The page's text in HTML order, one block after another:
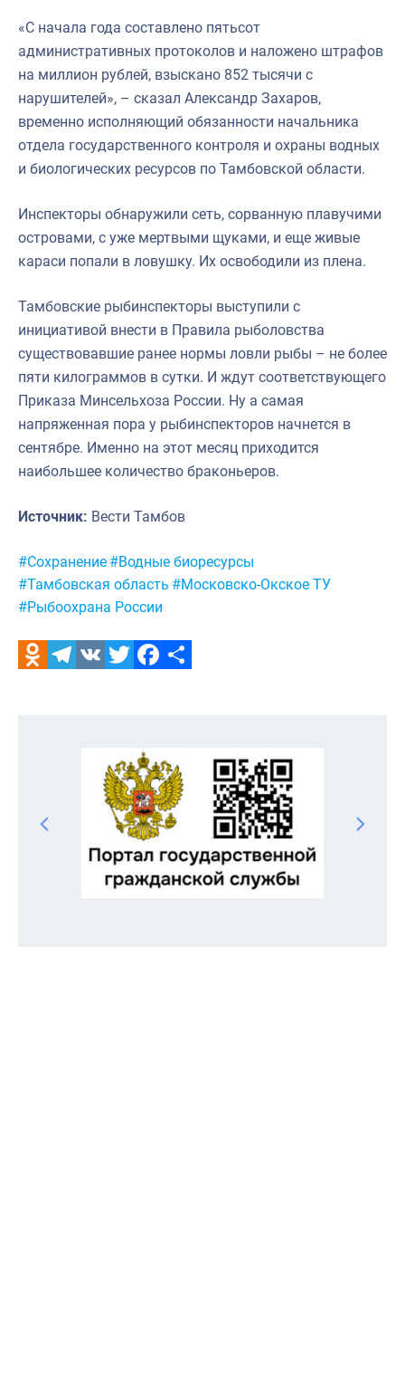
«С начала года составлено пятьсот
административных протоколов и наложено штрафов
на миллион рублей, взыскано 852 тысячи с
нарушителей», – сказал Александр Захаров,
временно исполняющий обязанности начальника
отдела государственного контроля и охраны водных
и биологических ресурсов по Тамбовской области.
Инспекторы обнаружили сеть, сорванную плавучими
островами, с уже мертвыми щуками, и еще живые
караси попали в ловушку. Их освободили из плена.
Тамбовские рыбинспекторы выступили с
инициативой внести в Правила рыболовства
существовавшие ранее нормы ловли рыбы – не более
пяти килограммов в сутки. И ждут соответствующего
Приказа Минсельхоза России. Ну а самая
напряженная пора у рыбинспекторов начнется в
сентябре. Именно на этот месяц приходится
наибольшее количество браконьеров.
Источник: Вести Тамбов
Метки:
#Сохранение #Водные биоресурсы
#Тамбовская область #Московско-Окское ТУ
#Рыбоохрана России